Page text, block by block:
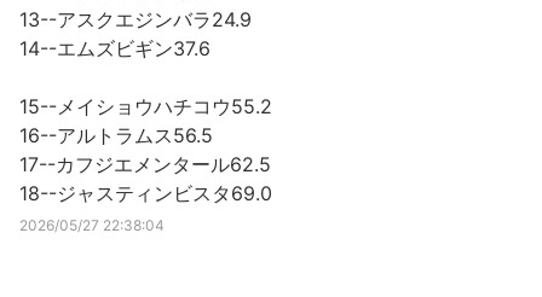
13--アスクエジンバラ24.9
14--エムズビギン37.6
15--メイショウハチコウ55.2
16--アルトラムス56.5
17--カフジエメンタール62.5
18--ジャスティンビスタ69.0
2026/05/27 22:38:04